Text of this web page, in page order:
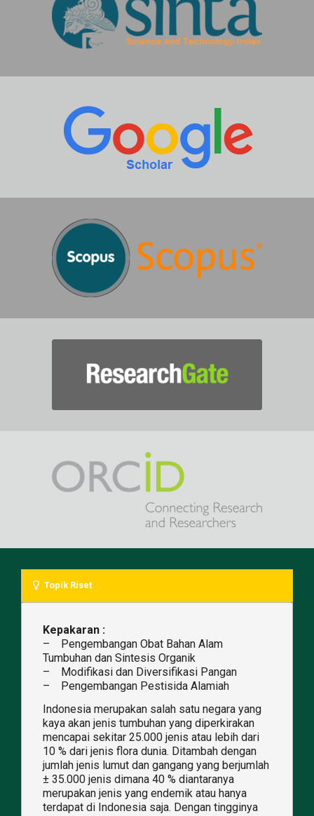
Topik Riset
Kepakaran :
– Pengembangan Obat Bahan Alam
Tumbuhan dan Sintesis Organik
– Modifikasi dan Diversifikasi Pangan
– Pengembangan Pestisida Alamiah
Indonesia merupakan salah satu negara yang
kaya akan jenis tumbuhan yang diperkirakan
mencapai sekitar 25.000 jenis atau lebih dari
10 % dari jenis flora dunia. Ditambah dengan
jumlah jenis lumut dan gangang yang berjumlah
± 35.000 jenis dimana 40 % diantaranya
merupakan jenis yang endemik atau hanya
terdapat di Indonesia saja. Dengan tingginya